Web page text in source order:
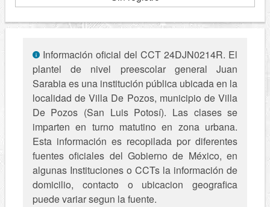
Información oficial del CCT 24DJN0214R. El
plantel de nivel preescolar general Juan
Sarabia es una institución pública ubicada en la
localidad de Villa De Pozos, municipio de Villa
De Pozos (San Luis Potosí). Las clases se
imparten en turno matutino en zona urbana.
Esta información es recopilada por diferentes
fuentes oficiales del Gobierno de México, en
algunas Instituciones o CCTs la información de
domicilio, contacto o ubicacion geografica
puede variar segun la fuente.